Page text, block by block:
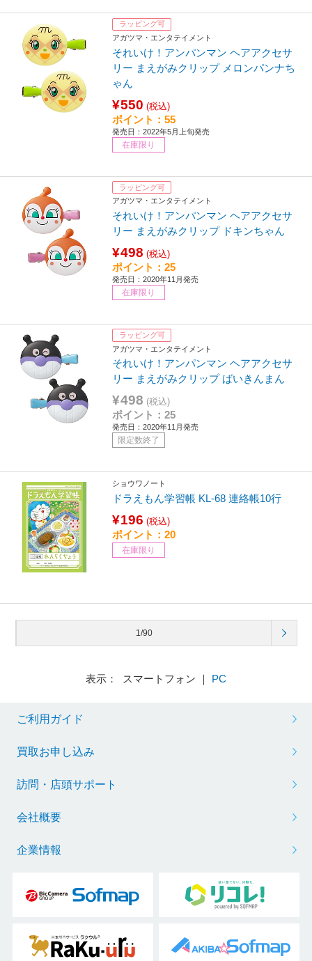
ラッピング可
アガツマ・エンタテイメント
それいけ！アンパンマン ヘアアクセサ
リー まえがみクリップ メロンパンナち
ゃん
¥550 (税込)
ポイント：55
発売日：2022年5月上旬発売
在庫限り
ラッピング可
アガツマ・エンタテイメント
それいけ！アンパンマン ヘアアクセサ
リー まえがみクリップ ドキンちゃん
¥498 (税込)
ポイント：25
発売日：2020年11月発売
在庫限り
ラッピング可
アガツマ・エンタテイメント
それいけ！アンパンマン ヘアアクセサ
リー まえがみクリップ ばいきんまん
¥498 (税込)
ポイント：25
発売日：2020年11月発売
限定数終了
ショウワノート
ドラえもん学習帳 KL-68 連絡帳10行
¥196 (税込)
ポイント：20
在庫限り
1/90
表示： スマートフォン ｜ PC
ご利用ガイド
買取お申し込み
訪問・店頭サポート
会社概要
企業情報